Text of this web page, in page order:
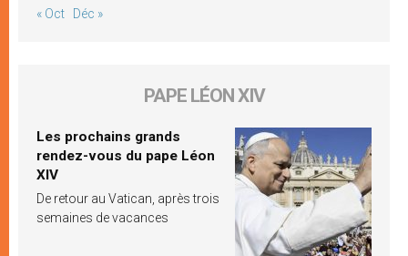
« Oct Déc »
PAPE LÉON XIV
Les prochains grands
rendez-vous du pape Léon
XIV
De retour au Vatican, après trois
semaines de vacances